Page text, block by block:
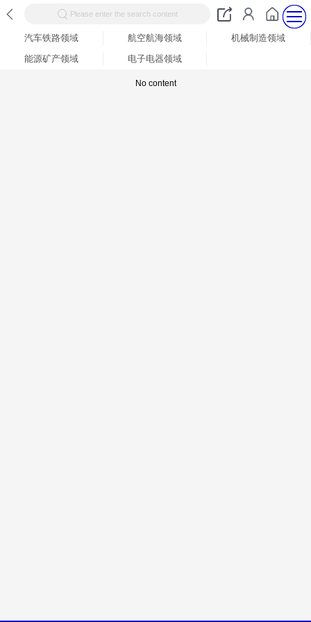
Please enter the search content
汽车铁路领域 航空航海领域
机械制造领域
能源矿产领域
电子电器领域
No content